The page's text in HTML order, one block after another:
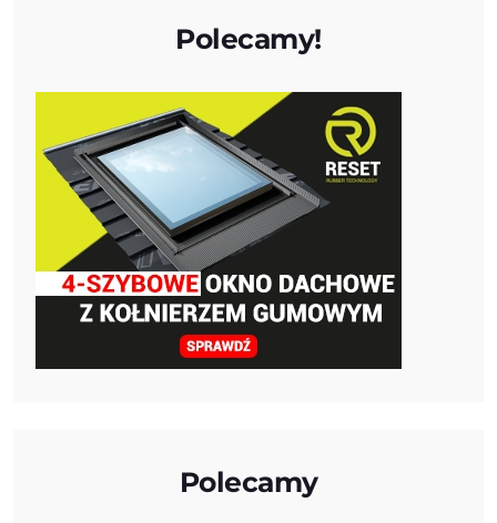
Polecamy!
Polecamy